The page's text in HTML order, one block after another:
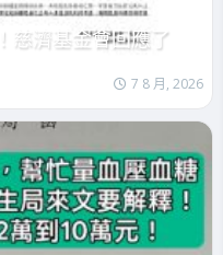
慈濟基金會回應了
7 8 月, 2026